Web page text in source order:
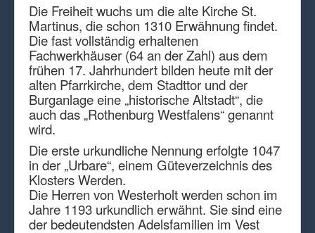
Die Freiheit wuchs um die alte Kirche St.
Martinus, die schon 1310 Erwähnung findet.
Die fast vollständig erhaltenen
Fachwerkhäuser (64 an der Zahl) aus dem
frühen 17. Jahrhundert bilden heute mit der
alten Pfarrkirche, dem Stadttor und der
Burganlage eine „historische Altstadt“, die
auch das „Rothenburg Westfalens“ genannt
wird.
Die erste urkundliche Nennung erfolgte 1047
in der „Urbare“, einem Güteverzeichnis des
Klosters Werden.
Die Herren von Westerholt werden schon im
Jahre 1193 urkundlich erwähnt. Sie sind eine
der bedeutendsten Adelsfamilien im Vest